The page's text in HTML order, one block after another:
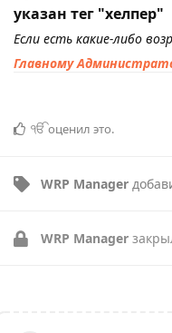
указан тег "хелпер"
Если есть какие-либо
Главному
ੴоценил это.
WRP Manager
WRP Manager